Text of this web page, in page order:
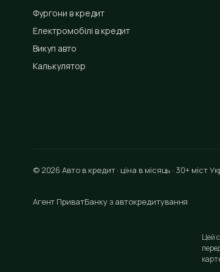
Фургони в кредит
Електромобілі в кредит
Викуп авто
Калькулятор
© 2026 Авто в кредит · ціна в місяць · 30+ міст
Агент ПриватБанку з автокредитування
Цей